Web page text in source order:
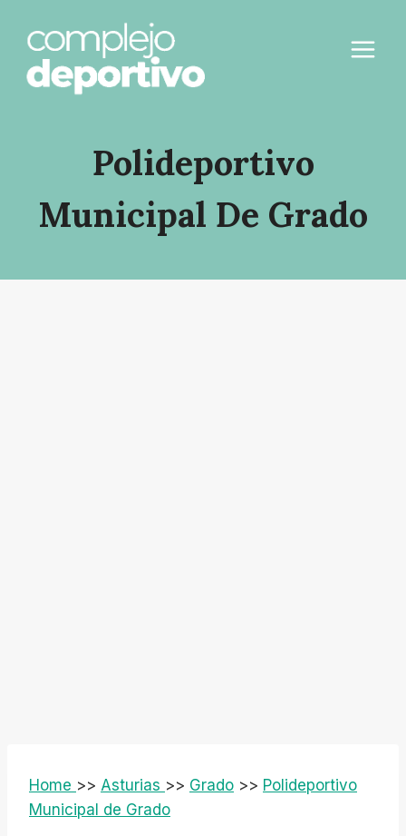
contenido
Polideportivo
Municipal De Grado
Home >> Asturias >> Grado >> Polideportivo
Municipal de Grado